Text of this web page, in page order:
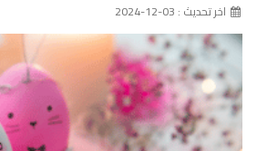
اخر تحديث : 03-12-2024